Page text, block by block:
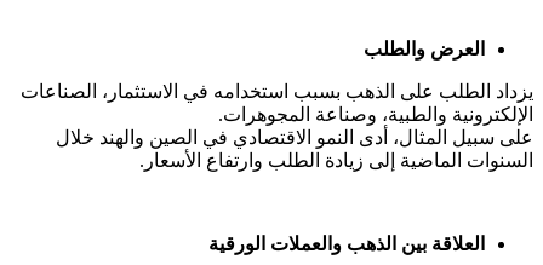
العرض والطلب
يزداد الطلب على الذهب بسبب استخدامه في الاستثمار، الصناعات
الإلكترونية والطبية، وصناعة المجوهرات.
على سبيل المثال، أدى النمو الاقتصادي في الصين والهند خلال
السنوات الماضية إلى زيادة الطلب وارتفاع الأسعار.
العلاقة بين الذهب والعملات الورقية